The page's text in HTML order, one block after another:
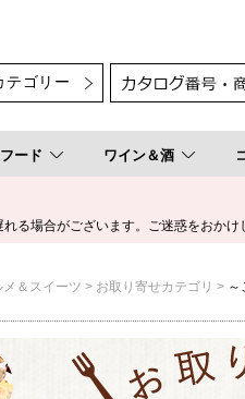
フード ワイン＆酒
る場合がございます。ご迷惑をおかけ
＆スイーツ お取り寄せカテゴリ ～